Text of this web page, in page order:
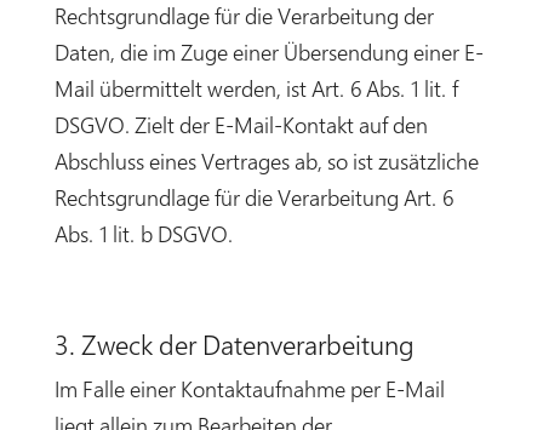
Rechtsgrundlage für die Verarbeitung der
Daten, die im Zuge einer Übersendung einer E-
Mail übermittelt werden, ist Art. 6 Abs. 1 lit. f
DSGVO. Zielt der E-Mail-Kontakt auf den
Abschluss eines Vertrages ab, so ist zusätzliche
Rechtsgrundlage für die Verarbeitung Art. 6
Abs. 1 lit. b DSGVO.
3. Zweck der Datenverarbeitung
Im Falle einer Kontaktaufnahme per E-Mail